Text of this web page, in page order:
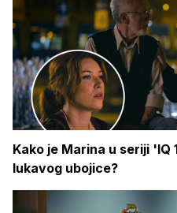
Kako je Marina u seriji
lukavog ubojice?